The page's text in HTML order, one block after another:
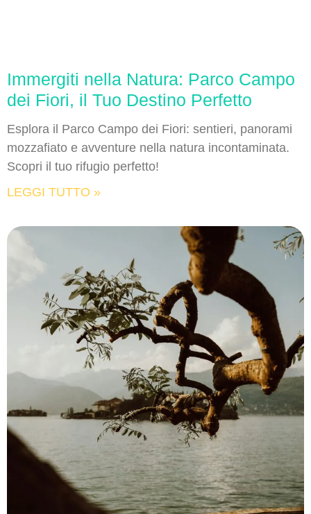
Immergiti nella Natura: Parco Campo
dei Fiori, il Tuo Destino Perfetto
Esplora il Parco Campo dei Fiori: sentieri, panorami
mozzafiato e avventure nella natura incontaminata.
Scopri il tuo rifugio perfetto!
LEGGI TUTTO »